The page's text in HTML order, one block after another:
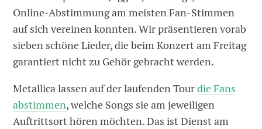
Online-Abstimmung am meisten Fan-Stimmen
auf sich vereinen konnten. Wir präsentieren vorab
sieben schöne Lieder, die beim Konzert am Freitag
garantiert nicht zu Gehör gebracht werden.
Metallica lassen auf der laufenden Tourdie Fans
abstimmen, welche Songs sie am jeweiligen
Auftrittsort hören möchten. Das ist Dienst am